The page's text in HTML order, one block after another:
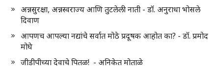
अन्नसुरक्षा, अन्नस्वराज्य आणि तुटलेली नाती - डॉ. अनुराधा भोसले
दिवाण
आपणच आपल्या नद्यांचे सर्वात मोठे प्रदूषक आहोत का? - डॉ. प्रमोद
मोघे
जीडीपीच्या देवाचे पितळ! - अनिकेत मोताळे